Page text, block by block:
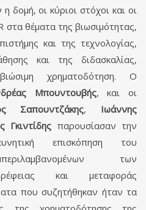
δομή, οι κύριοι στόχοι και οι
στα θέματα της βιωσιμότητας,
και της τεχνολογίας,
και της διδασκαλίας,
χρηματοδότηση. Ο
Μπουντουβής, και οι
Σαπουντζάκης, Ιωάννης
Γκιντίδης παρουσίασαν την
επισκόπηση του
των
και μεταφοράς
που συζητήθηκαν ήταν τα